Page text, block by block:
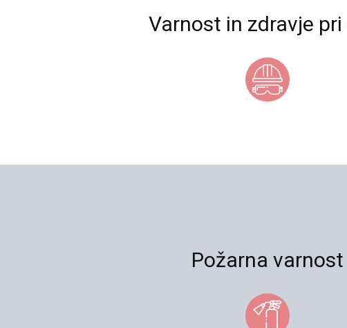
Varnost in zdravje pri
Požarna varnost